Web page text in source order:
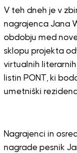
V teh dneh je v
nagrajenca Jana
obdobju med
sklopu projekta
virtualnih
listin PONT, ki
umetniški
Nagrajenci in
nagrade pesnik